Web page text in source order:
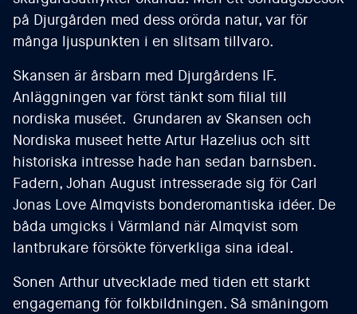
på Djurgården med dess orörda natur, var för
många ljuspunkten i en slitsam tillvaro.
Skansen är årsbarn med Djurgårdens IF.
Anläggningen var först tänkt som filial till
nordiska muséet. Grundaren av Skansen och
Nordiska museet hette Artur Hazelius och sitt
historiska intresse hade han sedan barnsben.
Fadern, Johan August intresserade sig för Carl
Jonas Love Almqvists bonderomantiska idéer. De
båda umgicks i Värmland när Almqvist som
lantbrukare försökte förverkliga sina ideal.
Sonen Arthur utvecklade med tiden ett starkt
engagemang för folkbildningen. Så småningom